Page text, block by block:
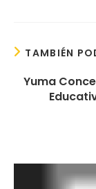
TAMBIÉN
Yuma